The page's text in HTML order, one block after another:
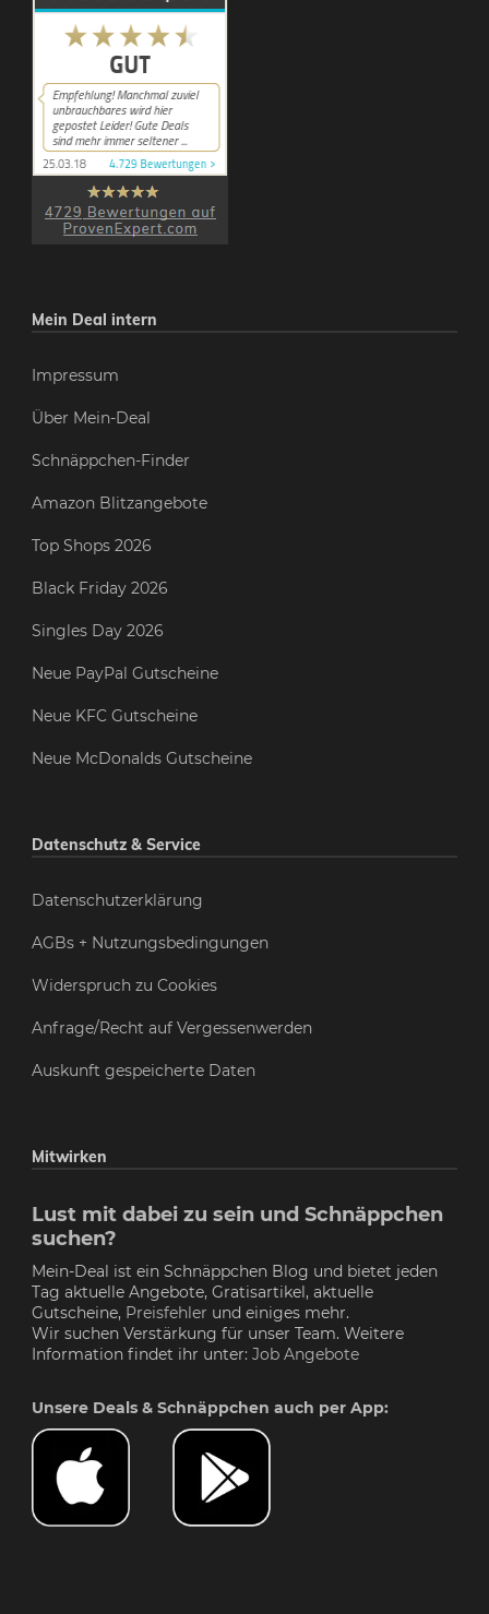
Mein Deal intern
Impressum
Über Mein-Deal
Schnäppchen-Finder
Amazon Blitzangebote
Top Shops 2026
Black Friday 2026
Singles Day 2026
Neue PayPal Gutscheine
Neue KFC Gutscheine
Neue McDonalds Gutscheine
Datenschutz & Service
Datenschutzerklärung
AGBs + Nutzungsbedingungen
Widerspruch zu Cookies
Anfrage/Recht auf Vergessenwerden
Auskunft gespeicherte Daten
Mitwirken
Lust mit dabei zu sein und Schnäppchen
suchen?
Mein-Deal ist ein Schnäppchen Blog und bietet jeden
Tag aktuelle Angebote, Gratisartikel, aktuelle
Gutscheine, Preisfehler und einiges mehr.
Wir suchen Verstärkung für unser Team. Weitere
Information findet ihr unter: Job Angebote
Unsere Deals & Schnäppchen auch per App: